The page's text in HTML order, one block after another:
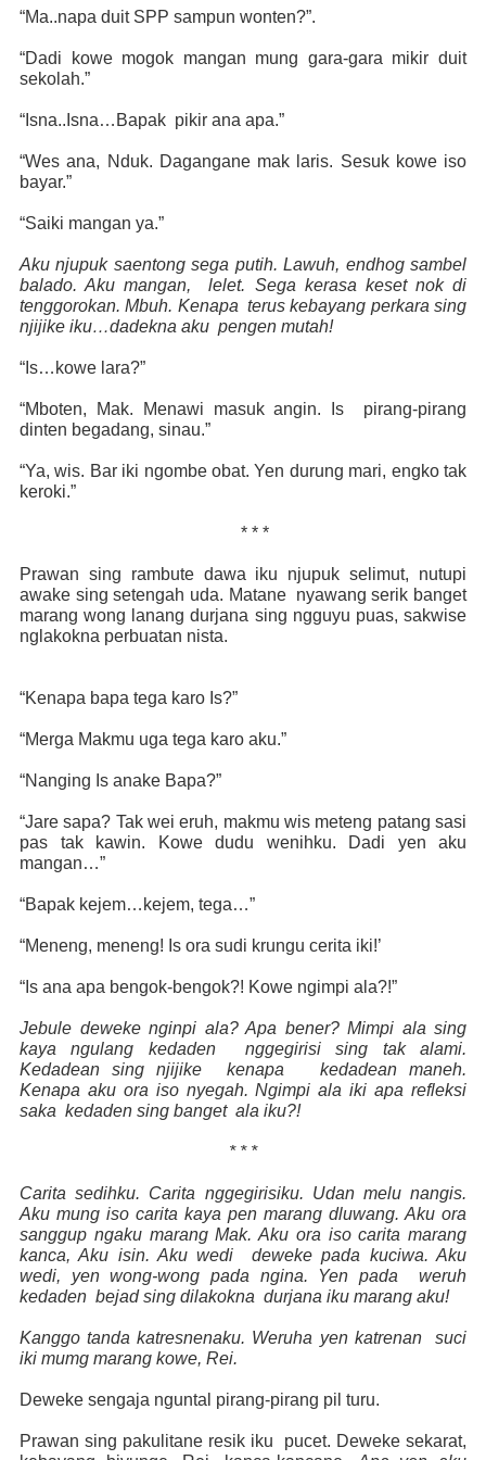
“Ma..napa duit SPP sampun wonten?”.
“Dadi kowe mogok mangan mung gara-gara mikir duit
sekolah.”
“Isna..Isna…Bapak pikir ana apa.”
“Wes ana, Nduk. Dagangane mak laris. Sesuk kowe iso
bayar.”
“Saiki mangan ya.”
Aku njupuk saentong sega putih. Lawuh, endhog sambel
balado. Aku mangan,
lelet. Sega kerasa keset nok di
tenggorokan. Mbuh. Kenapa terus kebayang perkara sing
njijike iku…dadekna aku pengen mutah!
“Is…kowe lara?”
“Mboten, Mak. Menawi masuk angin. Is
pirang-pirang
dinten begadang, sinau.”
“Ya, wis. Bar iki ngombe obat. Yen durung mari, engko tak
keroki.”
* * *
Prawan sing rambute dawa iku njupuk selimut, nutupi
awake sing setengah uda. Matane
nyawang serik banget
marang wong lanang durjana sing ngguyu puas, sakwise
nglakokna perbuatan nista.
“Kenapa bapa tega karo Is?”
“Merga Makmu uga tega karo aku.”
“Nanging Is anake Bapa?”
“Jare sapa? Tak wei eruh, makmu wis meteng patang sasi
pas tak kawin. Kowe dudu wenihku. Dadi yen aku
mangan…”
“Bapak kejem…kejem, tega…”
“Meneng, meneng! Is ora sudi krungu cerita iki!’
“Is ana apa bengok-bengok?! Kowe ngimpi ala?!”
Jebule deweke nginpi ala? Apa bener? Mimpi ala sing
kaya ngulang kedaden
nggegirisi sing tak alami.
Kedadean sing njijike
kenapa
kedadean maneh.
Kenapa aku ora iso nyegah. Ngimpi ala iki apa refleksi
saka kedaden sing banget ala iku?!
* * *
Carita sedihku. Carita nggegirisiku. Udan melu nangis.
Aku mung iso carita kaya pen marang dluwang. Aku ora
sanggup ngaku marang Mak. Aku ora iso carita marang
kanca, Aku isin. Aku wedi
deweke pada kuciwa. Aku
wedi, yen wong-wong pada ngina. Yen pada
weruh
kedaden bejad sing dilakokna durjana iku marang aku!
Kanggo tanda katresnenaku. Weruha yen katrenan
suci
iki mumg marang kowe, Rei.
Deweke sengaja nguntal pirang-pirang pil turu.
Prawan sing pakulitane resik iku
pucet. Deweke sekarat,